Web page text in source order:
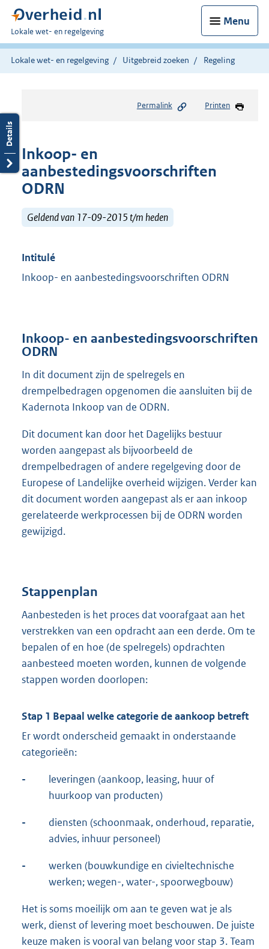
Menu
U
bent
hier:
Lokale wet- en regelgeving
Lokale wet- en regelgeving Uitgebreid zoeken Regeling
Permalink Printen
Inkoop- en
aanbestedingsvoorschriften
ODRN
Geldend van 17-09-2015 t/m heden
Intitulé
Inkoop- en aanbestedingsvoorschriften ODRN
Inkoop- en aanbestedingsvoorschriften
ODRN
In dit document zijn de spelregels en
drempelbedragen opgenomen die aansluiten bij de
Kadernota Inkoop van de ODRN.
Dit document kan door het Dagelijks bestuur
worden aangepast als bijvoorbeeld de
drempelbedragen of andere regelgeving door de
Europese of Landelijke overheid wijzigen. Verder kan
dit document worden aangepast als er aan inkoop
gerelateerde werkprocessen bij de ODRN worden
gewijzigd.
Stappenplan
Aanbesteden is het proces dat voorafgaat aan het
verstrekken van een opdracht aan een derde. Om te
bepalen of en hoe (de spelregels) opdrachten
aanbesteed moeten worden, kunnen de volgende
stappen worden doorlopen:
Stap 1 Bepaal welke categorie de aankoop betreft
Er wordt onderscheid gemaakt in onderstaande
categorieën:
-
leveringen (aankoop, leasing, huur of
huurkoop van producten)
-
diensten (schoonmaak, onderhoud, reparatie,
advies, inhuur personeel)
-
werken (bouwkundige en civieltechnische
werken; wegen-, water-, spoorwegbouw)
Het is soms moeilijk om aan te geven wat je als
werk, dienst of levering moet beschouwen. De juiste
keuze maken is vooral van belang voor stap 3. Team